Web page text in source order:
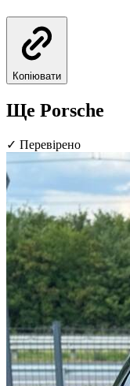
Копіювати
Ще Porsche
✓ Перевірено